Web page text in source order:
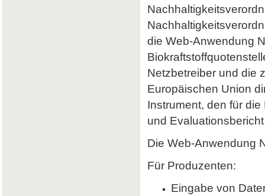
die Web-Anwendung
Netzbetreiber und die
Europäischen Union
Instrument, den für
und
Die Web-Anwendung
Für Produzenten:
Eingabe von